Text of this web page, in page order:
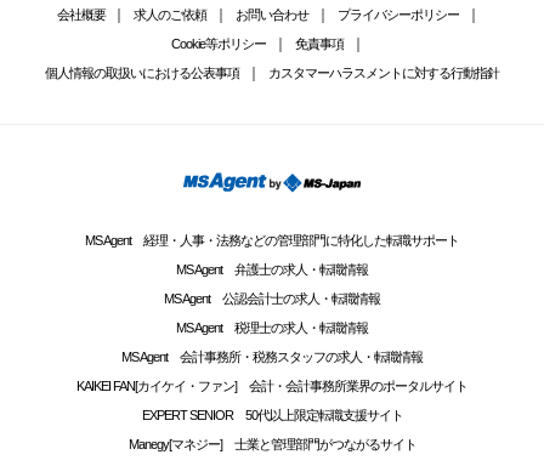
会社概要
求人のご依頼 お問い合わせ
プライバシーポリシー
Cookie等ポリシー
免責事項
個人情報の取扱いにおける公表事項
カスタマーハラスメントに対する行動指針
MS Agent 経理・人事・法務などの管理部門に特化した転職サポート
MS Agent 弁護士の求人・転職情報
MS Agent 公認会計士の求人・転職情報
MS Agent 税理士の求人・転職情報
MS Agent 会計事務所・税務スタッフの求人・転職情報
KAIKEI FAN[カイケイ・ファン] 会計・会計事務所業界のポータルサイト
EXPERT SENIOR 50代以上限定転職支援サイト
Manegy[マネジー] 士業と管理部門がつながるサイト